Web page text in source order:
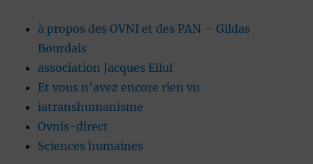
à propos des OVNI et des PAN – Gildas
Bourdais
association Jacques Ellul
Et vous n'avez encore rien vu
iatranshumanisme
Ovnis-direct
Sciences humaines